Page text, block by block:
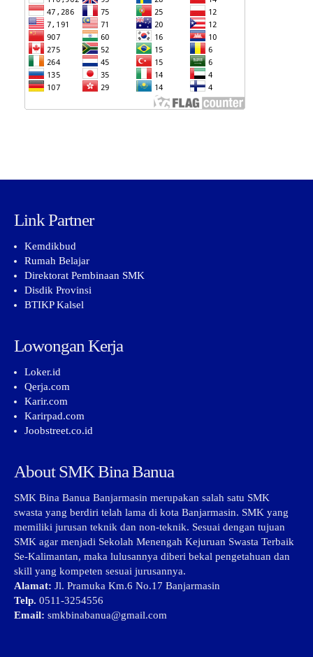
Link Partner
Kemdikbud
Rumah Belajar
Direktorat Pembinaan SMK
Disdik Provinsi
BTIKP Kalsel
Lowongan Kerja
Loker.id
Qerja.com
Karir.com
Karirpad.com
Joobstreet.co.id
About SMK Bina Banua
SMK Bina Banua Banjarmasin merupakan salah satu SMK
swasta yang berdiri telah lama di kota Banjarmasin. SMK yang
memiliki jurusan teknik dan non-teknik. Sesuai dengan tujuan
SMK agar menjadi Sekolah Menengah Kejuruan Swasta Terbaik
Se-Kalimantan, maka lulusannya diberi bekal pengetahuan dan
skill yang kompeten sesuai jurusannya.
Alamat: Jl. Pramuka Km.6 No.17 Banjarmasin
Telp. 0511-3254556
Email: smkbinabanua@gmail.com